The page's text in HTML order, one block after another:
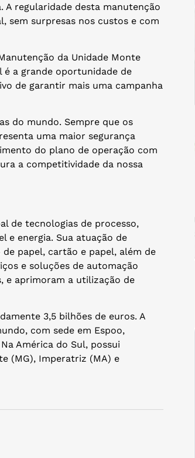
A regularidade desta manutenção
sem surpresas nos custos e com
da Unidade Monte
é a grande oportunidade de
de garantir mais uma campanha
do mundo. Sempre que os
uma maior segurança
do plano de operação com
a competitividade da nossa
de tecnologias de processo,
e energia. Sua atuação de
papel, cartão e papel, além de
e soluções de automação
e aprimoram a utilização de
3,5 bilhões de euros. A
com sede em Espoo,
América do Sul, possui
(MG), Imperatriz (MA) e